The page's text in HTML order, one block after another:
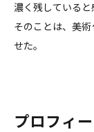
濃く残していると
そのことは、美
せた。
プロフィ